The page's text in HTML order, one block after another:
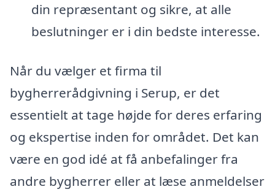
din repræsentant og sikre, at alle
beslutninger er i din bedste interesse.
Når du vælger et firma til
bygherrerådgivning i Serup, er det
essentielt at tage højde for deres erfaring
og ekspertise inden for området. Det kan
være en god idé at få anbefalinger fra
andre bygherrer eller at læse anmeldelser